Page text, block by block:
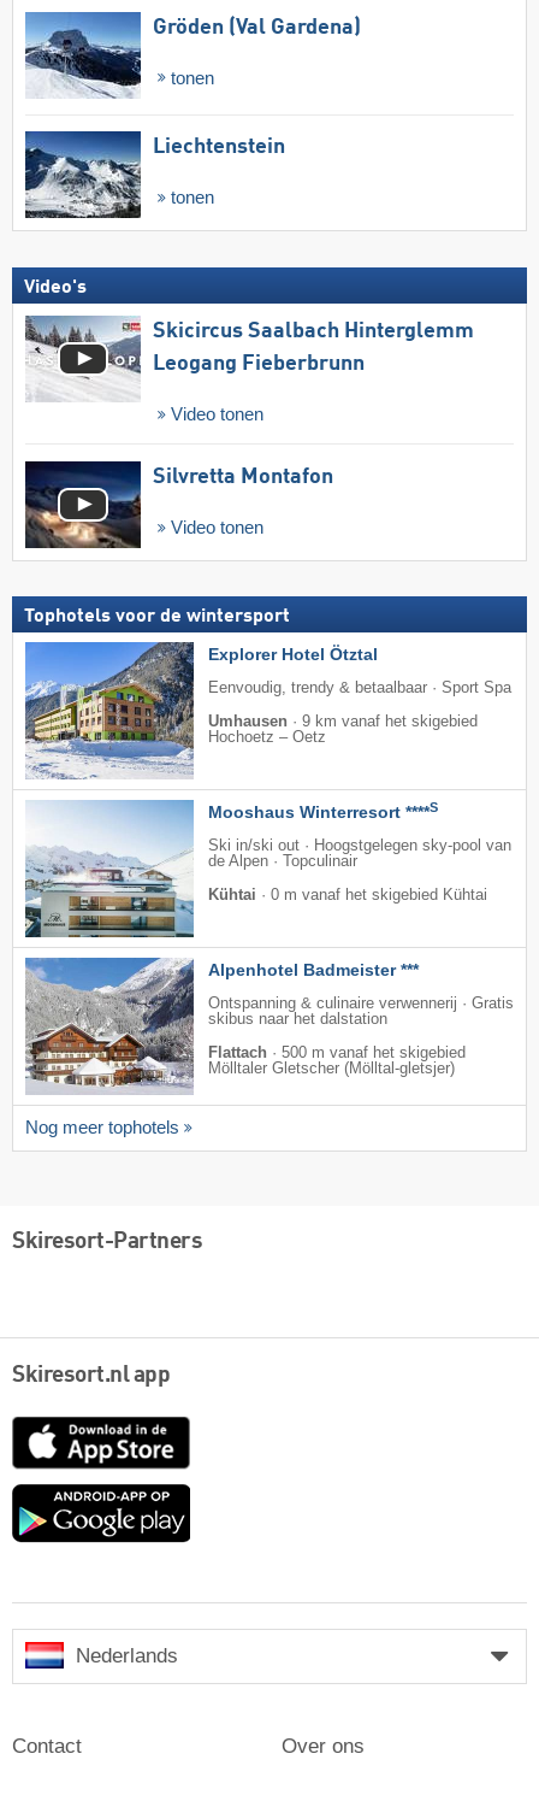
Gröden (Val Gardena)
tonen
Liechtenstein
tonen
Video's
Skicircus Saalbach Hinterglemm
Leogang Fieberbrunn
Video tonen
Silvretta Montafon
Video tonen
Tophotels voor de wintersport
Explorer Hotel Ötztal
Eenvoudig, trendy & betaalbaar · Sport Spa
Umhausen · 9 km vanaf het skigebied
Hochoetz – Oetz
Mooshaus Winterresort ****S
Ski in/ski out · Hoogstgelegen sky-pool van
de Alpen · Topculinair
Kühtai · 0 m vanaf het skigebied Kühtai
Alpenhotel Badmeister ***
Ontspanning & culinaire verwennerij · Gratis
skibus naar het dalstation
Flattach · 500 m vanaf het skigebied
Mölltaler Gletscher (Mölltal-gletsjer)
Nog meer tophotels
Skiresort-Partners
Skiresort.nl app
App
Google
Nederlands
Contact Over ons